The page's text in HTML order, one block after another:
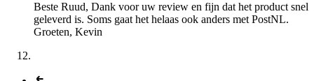
Beste Ruud, Dank voor uw review en fijn dat het product snel
geleverd is. Soms gaat het helaas ook anders met PostNL.
Groeten, Kevin